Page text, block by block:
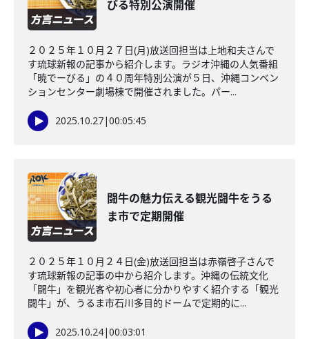
びる特別公演開催
２０２５年１０月２７日(月)放送回担当は上地和夫さんで
す琉球新報の記事から紹介します。ラジオ沖縄の人気番組
「暁でーびる」の４０周年特別公演が５日、沖縄コンベン
ションセンター劇場棟で開催されました。パー...
2025.10.27|00:05:45
闘牛の魅力伝える観光闘牛をうる
ま市で定期開催
２０２５年１０月２４日(金)放送回担当は赤嶺啓子さんで
す琉球新報の記事の中から紹介します。沖縄の伝統文化
「闘牛」を観光客や初心者に分かりやすく紹介する「観光
闘牛」が、うるま市石川多目的ドームで定期的に...
2025.10.24|00:03:01